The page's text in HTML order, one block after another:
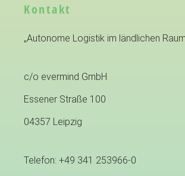
Kontakt
„Autonome Logistik im ländlichen
c/o evermind GmbH
Essener Straße 100
04357 Leipzig
Telefon: +49 341 253966-0